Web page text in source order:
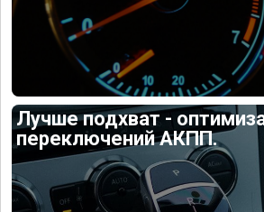
Лучше подхват -
переключений АКПП.